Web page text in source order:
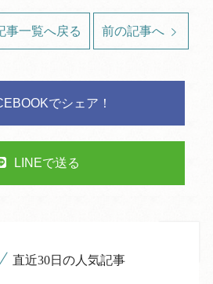
事一覧へ戻る 前の記事へ
でシェア！
LINEで送る
/ 直近30日の人気記事